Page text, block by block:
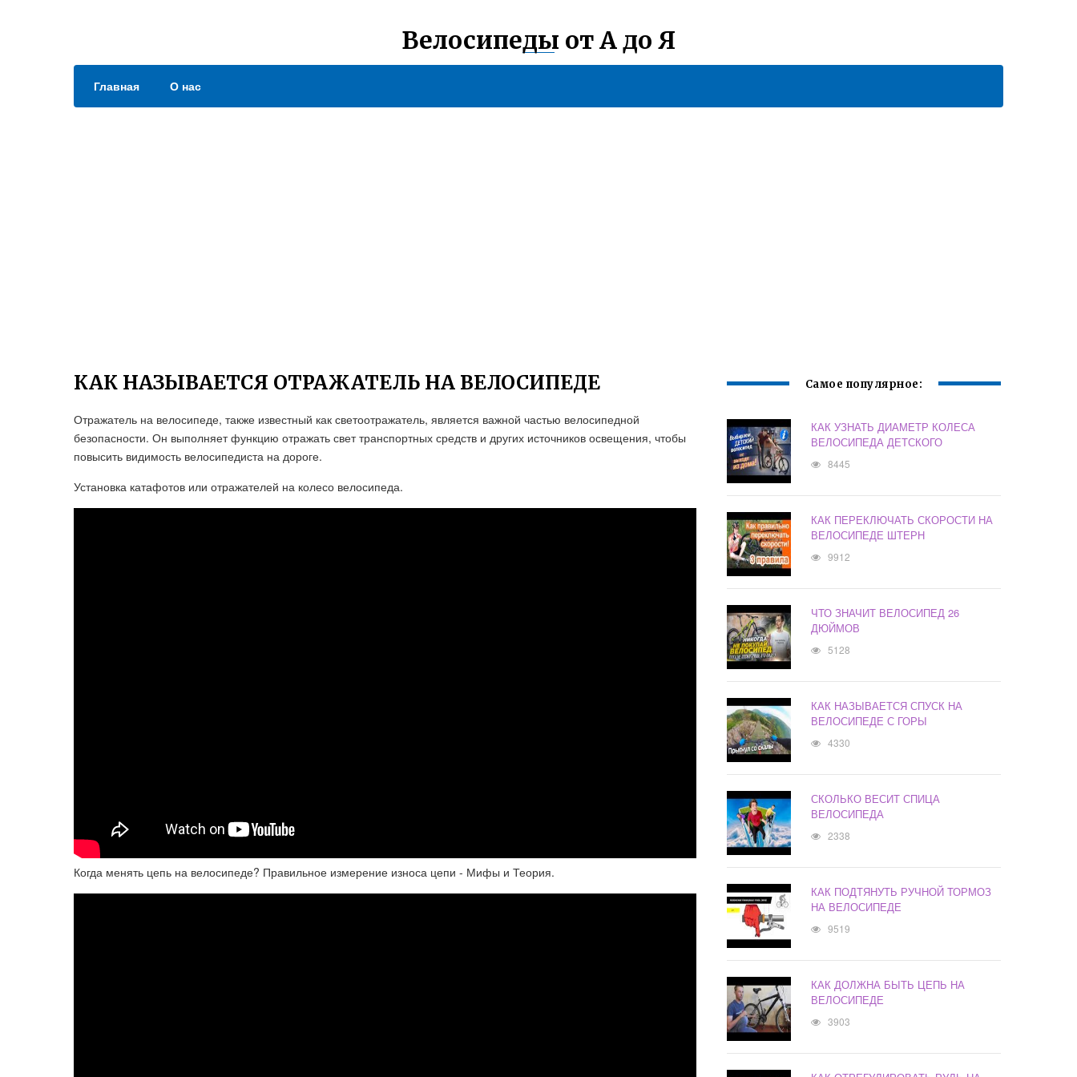
Велосипеды от А до Я
Главная О нас
КАК НАЗЫВАЕТСЯ ОТРАЖАТЕЛЬ НА ВЕЛОСИПЕДЕ
Отражатель на велосипеде, также известный как светоотражатель, является важной частью велосипедной
безопасности. Он выполняет функцию отражать свет транспортных средств и других источников освещения, чтобы
повысить видимость велосипедиста на дороге.
Установка катафотов или отражателей на колесо велосипеда.
Когда менять цепь на велосипеде? Правильное измерение износа цепи - Мифы и Теория.
Самое популярное:
КАК УЗНАТЬ ДИАМЕТР КОЛЕСА
ВЕЛОСИПЕДА ДЕТСКОГО
8445
КАК ПЕРЕКЛЮЧАТЬ СКОРОСТИ НА
ВЕЛОСИПЕДЕ ШТЕРН
9912
ЧТО ЗНАЧИТ ВЕЛОСИПЕД 26
ДЮЙМОВ
5128
КАК НАЗЫВАЕТСЯ СПУСК НА
ВЕЛОСИПЕДЕ С ГОРЫ
4330
СКОЛЬКО ВЕСИТ СПИЦА
ВЕЛОСИПЕДА
2338
КАК ПОДТЯНУТЬ РУЧНОЙ ТОРМОЗ
НА ВЕЛОСИПЕДЕ
9519
КАК ДОЛЖНА БЫТЬ ЦЕПЬ НА
ВЕЛОСИПЕДЕ
3903